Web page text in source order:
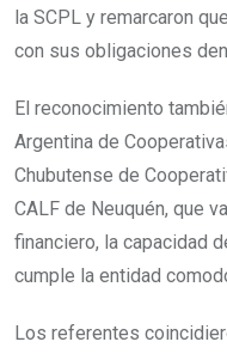
la SCPL y remarcaron
con sus obligaciones
El reconocimiento
Argentina de
Chubutense de
CALF de Neuquén, que
financiero, la capacidad
cumple la entidad
Los referentes